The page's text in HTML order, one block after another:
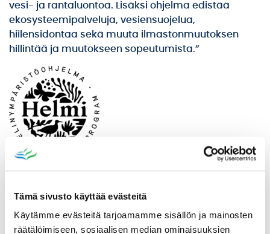
Tämä sivusto käyttää evästeitä
Käytämme evästeitä tarjoamamme sisällön ja mainosten
räätälöimiseen, sosiaalisen median ominaisuuksien
ASUMINEN, RAKENTAMINEN JA TONTIT
KARTAT JA PAIKKATIETO
vesi- ja rantaluontoa. Lisäksi ohjelma edistää
ekosysteemipalveluja, vesiensuojelua,
hiilensidontaa sekä muuta ilmastonmuutoksen
hillintää ja muutokseen sopeutumista.”